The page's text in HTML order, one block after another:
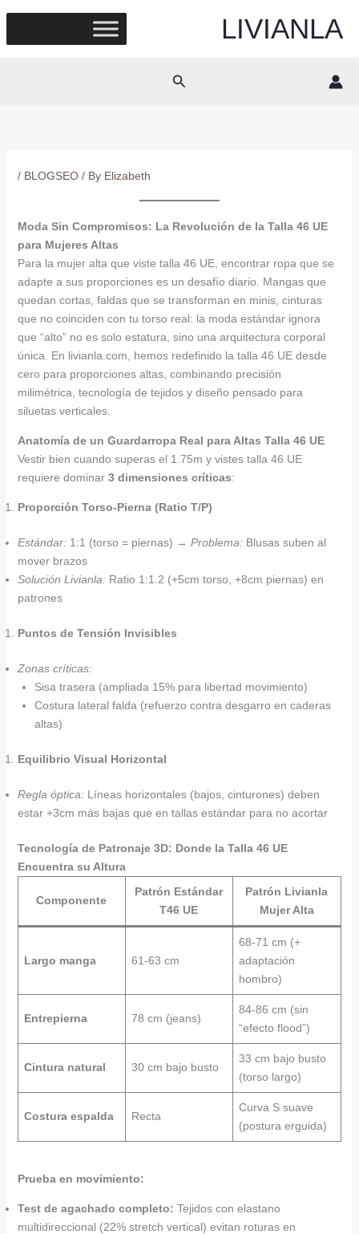
content
LIVIANLA
Search
/ BLOGSEO/ By Elizabeth
Moda Sin Compromisos: La Revolución de la Talla 46 UE
para Mujeres Altas
Para la mujer alta que viste talla 46 UE, encontrar ropa que se
adapte a sus proporciones es un desafío diario. Mangas que
quedan cortas, faldas que se transforman en minis, cinturas
que no coinciden con tu torso real: la moda estándar ignora
que “alto” no es solo estatura, sino una arquitectura corporal
única. En livianla.com, hemos redefinido la talla 46 UE desde
cero para proporciones altas, combinando precisión
milimétrica, tecnología de tejidos y diseño pensado para
siluetas verticales.
Anatomía de un Guardarropa Real para Altas Talla 46 UE
Vestir bien cuando superas el 1.75m y vistes talla 46 UE
requiere dominar 3 dimensiones críticas:
Proporción Torso-Pierna (Ratio T/P)
Estándar: 1:1 (torso = piernas) → Problema: Blusas suben al
mover brazos
Solución Livianla: Ratio 1:1.2 (+5cm torso, +8cm piernas) en
patrones
Puntos de Tensión Invisibles
Zonas críticas:
Sisa trasera (ampliada 15% para libertad movimiento)
Costura lateral falda (refuerzo contra desgarro en caderas
altas)
Equilibrio Visual Horizontal
Regla óptica: Líneas horizontales (bajos, cinturones) deben
estar +3cm más bajas que en tallas estándar para no acortar
Tecnología de Patronaje 3D: Donde la Talla 46 UE
Encuentra su Altura
Componente
Patrón Estándar
T46 UE
Patrón Livianla
Mujer Alta
Largo manga 61-63 cm
68-71 cm (+
adaptación
hombro)
Entrepierna 78 cm (jeans)
84-86 cm (sin
“efecto flood”)
Cintura natural 30 cm bajo busto
33 cm bajo busto
(torso largo)
Costura espalda Recta
Curva S suave
(postura erguida)
Prueba en movimiento:
Test de agachado completo: Tejidos con elastano
multidireccional (22% stretch vertical) evitan roturas en